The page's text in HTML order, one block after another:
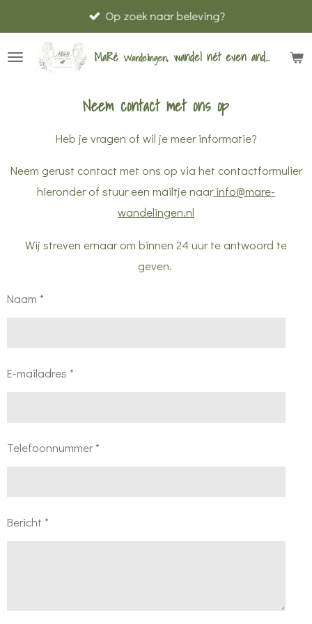
direct
naar
MaRé Wandelingen,wandel nétevenanders
Op zoek naar beleving?
Neem contact met ons op
Heb je vragen of wil je meer informatie?
Neem gerust contact met ons op via het contactformulier
hieronder of stuur een mailtje naarinfo@mare-
wandelingen.nl
Wij streven ernaar om binnen 24 uur te antwoord te
geven.
Naam *
E-mailadres *
Telefoonnummer *
Bericht *